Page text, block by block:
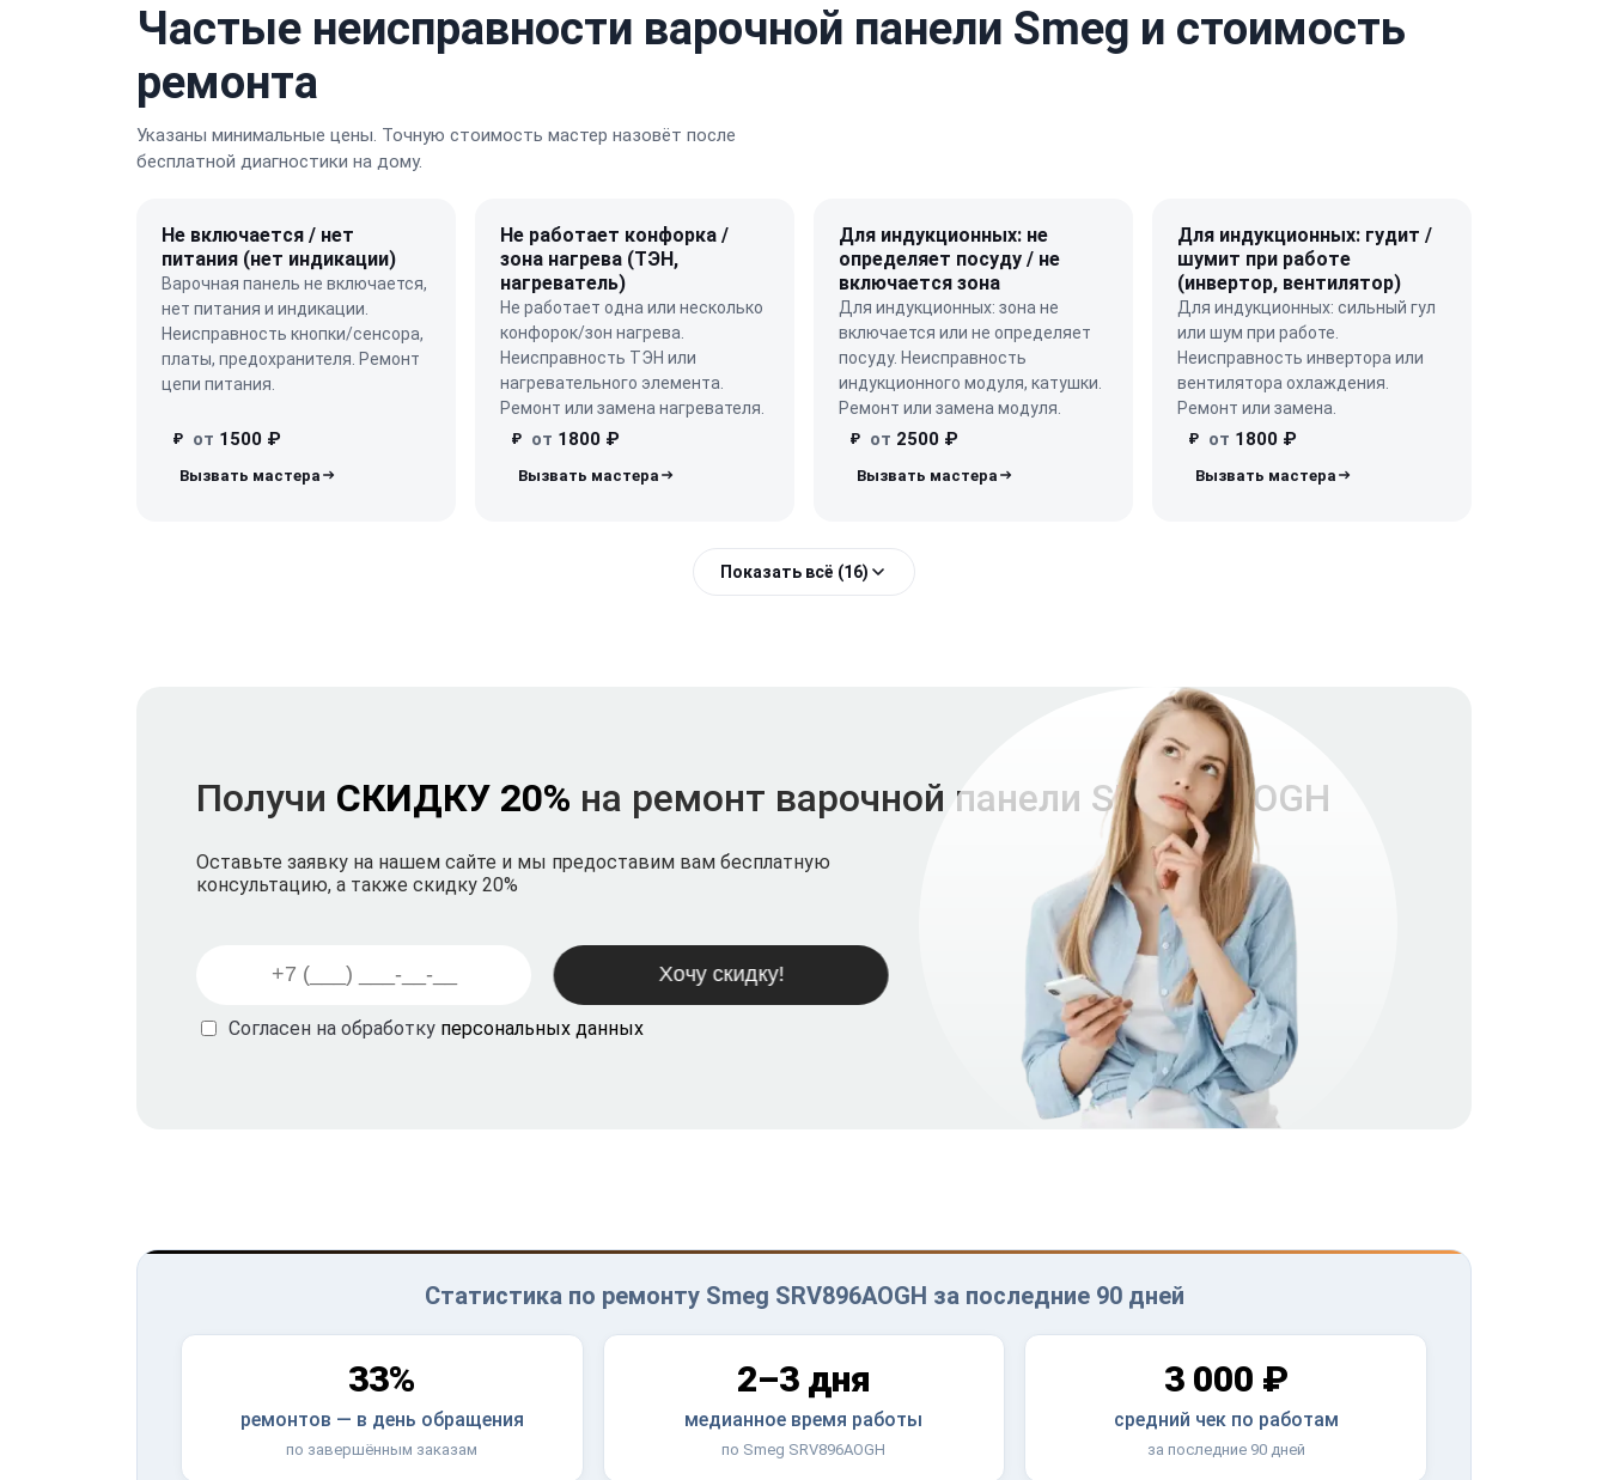
Частые неисправности варочной панели Smeg и стоимость
ремонта
Указаны минимальные цены. Точную стоимость мастер назовёт после
бесплатной диагностики на дому.
Не включается / нет
питания (нет индикации)
Варочная панель не включается,
нет питания и индикации.
Неисправность кнопки/сенсора,
платы, предохранителя. Ремонт
цепи питания.
₽ от 1500 ₽
Не работает конфорка /
зона нагрева (ТЭН,
нагреватель)
Не работает одна или несколько
конфорок/зон нагрева.
Неисправность ТЭН или
нагревательного элемента.
Ремонт или замена нагревателя.
₽ от 1800 ₽
Для индукционных: не
определяет посуду / не
включается зона
Для индукционных: зона не
включается или не определяет
посуду. Неисправность
индукционного модуля, катушки.
Ремонт или замена модуля.
₽ от 2500 ₽
Для индукционных: гудит /
шумит при работе
(инвертор, вентилятор)
Для индукционных: сильный гул
или шум при работе.
Неисправность инвертора или
вентилятора охлаждения.
Ремонт или замена.
₽ от 1800 ₽
Показать всё (16)
Получи СКИДКУ 20% на ремонт варочной панели SRV896AOGH
Оставьте заявку на нашем сайте и мы предоставим вам бесплатную
консультацию, а также скидку 20%
Согласен на обработку персональных данных
Статистика по ремонту Smeg SRV896AOGH за последние 90 дней
33%
ремонтов — в день обращения
по завершённым заказам
2–3 дня
медианное время работы
по Smeg SRV896AOGH
3 000 ₽
средний чек по работам
за последние 90 дней